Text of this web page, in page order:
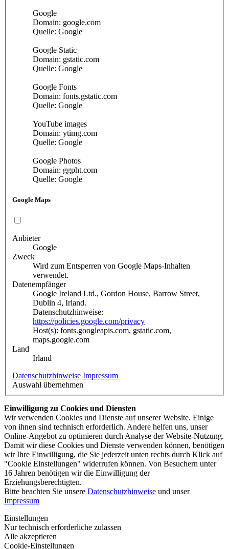
Google
Domain: google.com
Quelle: Google
Google Static
Domain: gstatic.com
Quelle: Google
Google Fonts
Domain: fonts.gstatic.com
Quelle: Google
YouTube images
Domain: ytimg.com
Quelle: Google
Google Photos
Domain: ggpht.com
Quelle: Google
Google Maps
Anbieter
Google
Zweck
Wird zum Entsperren von Google Maps-Inhalten
verwendet.
Datenempfänger
Google Ireland Ltd., Gordon House, Barrow Street,
Dublin 4, Irland.
Datenschutzhinweise:
https://policies.google.com/privacy
Host(s): fonts.googleapis.com, gstatic.com,
maps.google.com
Land
Irland
Datenschutzhinweise Impressum
Auswahl übernehmen
Einwilligung zu Cookies und Diensten
Wir verwenden Cookies und Dienste auf unserer Website. Einige
von ihnen sind technisch erforderlich. Andere helfen uns, unser
Online-Angebot zu optimieren durch Analyse der Website-Nutzung.
Damit wir diese Cookies und Dienste verwenden können, benötigen
wir Ihre Einwilligung, die Sie jederzeit unten rechts durch Klick auf
"Cookie Einstellungen" widerrufen können. Von Besuchern unter
16 Jahren benötigen wir die Einwilligung der
Erziehungsberechtigten.
Bitte beachten Sie unsere Datenschutzhinweise und unser
Impressum
Einstellungen
Nur technisch erforderliche zulassen
Alle akzeptieren
Cookie-Einstellungen